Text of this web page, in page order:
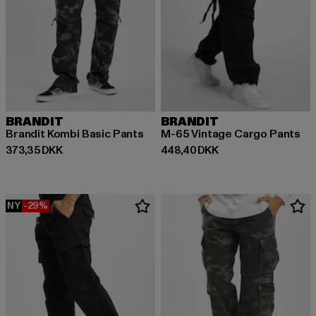
BRANDIT
Brandit Kombi Basic Pants
373,35 DKK
Nuværende pris: 373,35 DKK
BRANDIT
M-65 Vintage Cargo Pants
448,40 DKK
Nuværende pris: 448,40 DKK
NY -29%